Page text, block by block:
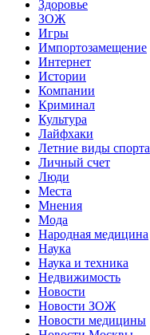
Здоровье
ЗОЖ
Игры
Импортозамещение
Интернет
Истории
Компании
Криминал
Культура
Лайфхаки
Летние виды спорта
Личный счет
Люди
Места
Мнения
Мода
Народная медицина
Наука
Наука и техника
Недвижимость
Новости
Новости ЗОЖ
Новости медицины